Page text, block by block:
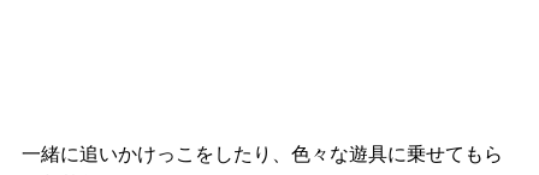
一緒に追いかけっこをしたり、色々な遊具に乗せてもら